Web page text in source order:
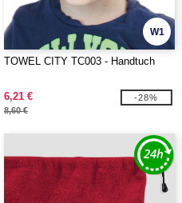
W1
TOWEL CITY TC003 - Handtuch
6,21 €
8,60 €
-28%